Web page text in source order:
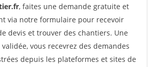
, faites une demande gratuite et
via notre formulaire pour recevoir
devis et trouver des chantiers. Une
vous recevrez des demandes
depuis les plateformes et sites de